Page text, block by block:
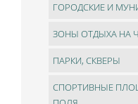
ГОРОДСКИЕ И
ЗОНЫ ОТДЫХА НА
ПАРКИ, СКВЕРЫ
СПОРТИВНЫЕ